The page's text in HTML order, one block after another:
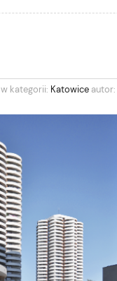
w kategorii: Katowice autor: